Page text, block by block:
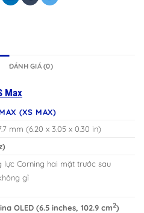
ĐÁNH GIÁ (0)
Max
(XS MAX)
mm (6.20 x 3.05 x 0.30 in)
lực Corning hai mặt trước sau
gỉ
OLED (6.5 inches, 102.9 cm2)